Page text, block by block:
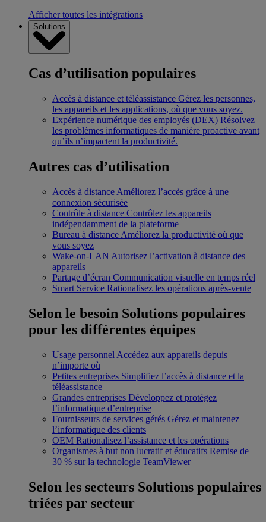
Afficher toutes les intégrations
Solutions
Cas d’utilisation populaires
Accès à distance et téléassistance Gérez les personnes,
les appareils et les applications, où que vous soyez.
Expérience numérique des employés (DEX) Résolvez
les problèmes informatiques de manière proactive avant
qu’ils n’impactent la productivité.
Autres cas d’utilisation
Accès à distance Améliorez l’accès grâce à une
connexion sécurisée
Contrôle à distance Contrôlez les appareils
indépendamment de la plateforme
Bureau à distance Améliorez la productivité où que
vous soyez
Wake-on-LAN Autorisez l’activation à distance des
appareils
Partage d’écran Communication visuelle en temps réel
Smart Service Rationalisez les opérations après-vente
Selon le besoin Solutions populaires
pour les différentes équipes
Usage personnel Accédez aux appareils depuis
n’importe où
Petites entreprises Simplifiez l’accès à distance et la
téléassistance
Grandes entreprises Développez et protégez
l’informatique d’entreprise
Fournisseurs de services gérés Gérez et maintenez
l’informatique des clients
OEM Rationalisez l’assistance et les opérations
Organismes à but non lucratif et éducatifs Remise de
30 % sur la technologie TeamViewer
Selon les secteurs Solutions populaires
triées par secteur